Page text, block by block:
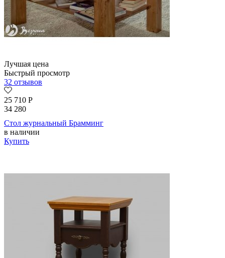
Лучшая цена
Быстрый просмотр
32 отзывов
25 710 Р
34 280
Стол журнальный Брамминг
в наличии
Купить